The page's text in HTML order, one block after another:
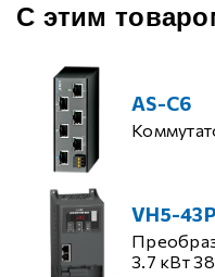
С этим
AS-C6
VH5-
3.7 кВт